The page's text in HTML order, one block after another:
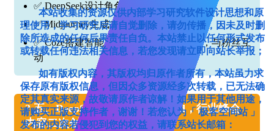
✅ DeepSeek设计角色背景故事与人设特征
✅ Midjourney生成12款不同造型的3D模型
✅ Coze搭建智能客服系统处理预售订单，与粉丝互
动
? 五、DeepSeek + Otter + XMind，行业峰会
内容二次创作
本站收集的资源仅供内部学习研究软件设计思想和原
理使用，学习研究后请自觉删除，请勿传播，因未及时删
除所造成的任何后果责任自负。本站禁止以任何形式发布
或转载任何违法相关信息，若您发现请立即向站长举报；
如有版权内容，其版权均归原作者所有，本站虽力求
保存原有版权信息，但因众多资源经多次转载，已无法确
定其真实来源，故敬请原作者谅解！如果用于其他用途，
请购买正版支持作者，谢谢！若您认为「 极客空间站 」
发布的内容若侵犯到您的权益，请联系站长邮箱：